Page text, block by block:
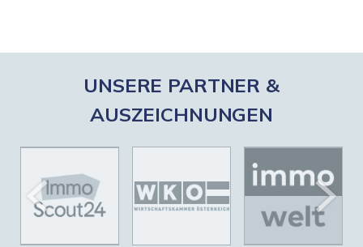
UNSERE PARTNER &
AUSZEICHNUNGEN